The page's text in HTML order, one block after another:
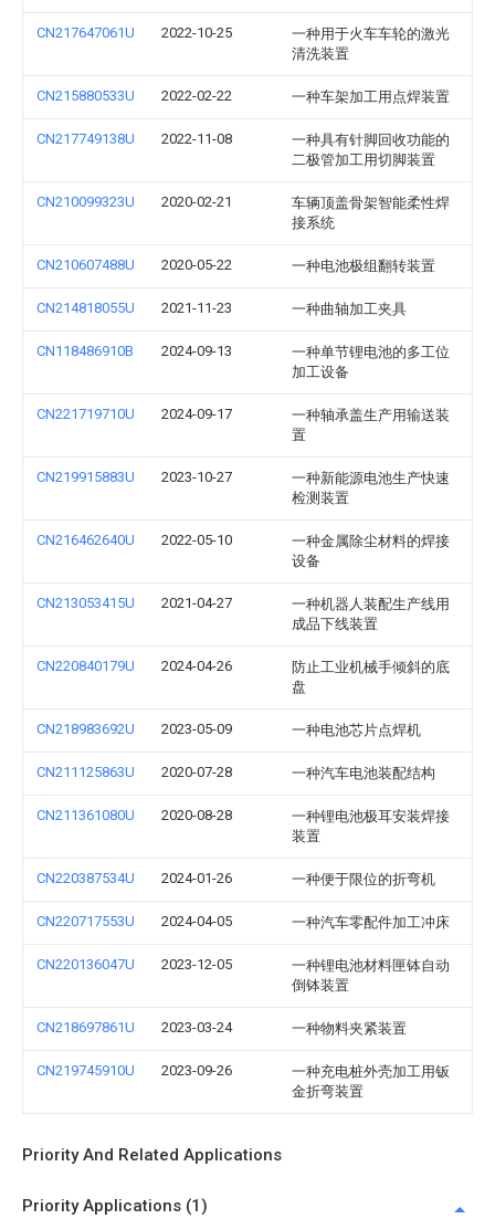
CN217647061U 2022-10-25
一种用于火车车轮的激光
清洗装置
CN215880533U 2022-02-22 一种车架加工用点焊装置
CN217749138U 2022-11-08
一种具有针脚回收功能的
二极管加工用切脚装置
CN210099323U 2020-02-21
车辆顶盖骨架智能柔性焊
接系统
CN210607488U 2020-05-22 一种电池极组翻转装置
CN214818055U 2021-11-23 一种曲轴加工夹具
CN118486910B 2024-09-13
一种单节锂电池的多工位
加工设备
CN221719710U 2024-09-17
一种轴承盖生产用输送装
置
CN219915883U 2023-10-27
一种新能源电池生产快速
检测装置
CN216462640U 2022-05-10
一种金属除尘材料的焊接
设备
CN213053415U 2021-04-27
一种机器人装配生产线用
成品下线装置
CN220840179U 2024-04-26
防止工业机械手倾斜的底
盘
CN218983692U 2023-05-09 一种电池芯片点焊机
CN211125863U 2020-07-28 一种汽车电池装配结构
CN211361080U 2020-08-28
一种锂电池极耳安装焊接
装置
CN220387534U 2024-01-26 一种便于限位的折弯机
CN220717553U 2024-04-05 一种汽车零配件加工冲床
CN220136047U 2023-12-05
一种锂电池材料匣钵自动
倒钵装置
CN218697861U 2023-03-24 一种物料夹紧装置
CN219745910U 2023-09-26
一种充电桩外壳加工用钣
金折弯装置
Priority And Related Applications
Priority Applications (1)